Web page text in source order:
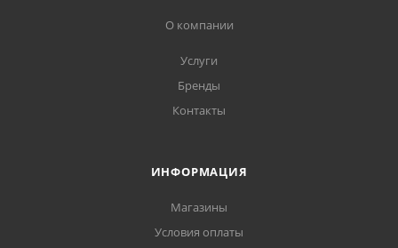
О компании
Услуги
Бренды
Контакты
ИНФОРМАЦИЯ
Магазины
Условия оплаты